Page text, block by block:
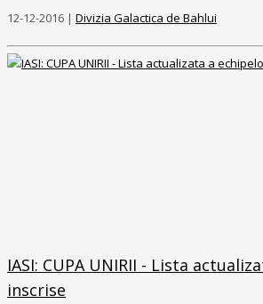
12-12-2016 | Divizia Galactica de Bahlui
IASI: CUPA UNIRII - Lista
inscrise